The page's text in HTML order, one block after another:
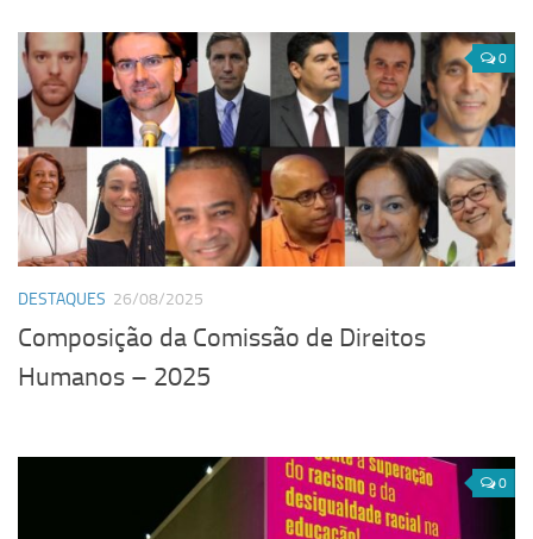
0
DESTAQUES 26/08/2025
Composição da Comissão de Direitos
Humanos – 2025
0